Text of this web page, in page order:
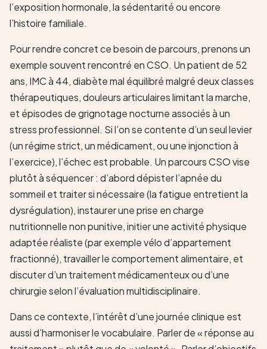
l’exposition hormonale, la sédentarité ou encore
l’histoire familiale.
Pour rendre concret ce besoin de parcours, prenons un
exemple souvent rencontré en CSO. Un patient de 52
ans, IMC à 44, diabète mal équilibré malgré deux classes
thérapeutiques, douleurs articulaires limitant la marche,
et épisodes de grignotage nocturne associés à un
stress professionnel. Si l’on se contente d’un seul levier
(un régime strict, un médicament, ou une injonction à
l’exercice), l’échec est probable. Un parcours CSO vise
plutôt à séquencer : d’abord dépister l’apnée du
sommeil et traiter si nécessaire (la fatigue entretient la
dysrégulation), instaurer une prise en charge
nutritionnelle non punitive, initier une activité physique
adaptée réaliste (par exemple vélo d’appartement
fractionné), travailler le comportement alimentaire, et
discuter d’un traitement médicamenteux ou d’une
chirurgie selon l’évaluation multidisciplinaire.
Dans ce contexte, l’intérêt d’une journée clinique est
aussi d’harmoniser le vocabulaire. Parler de « réponse au